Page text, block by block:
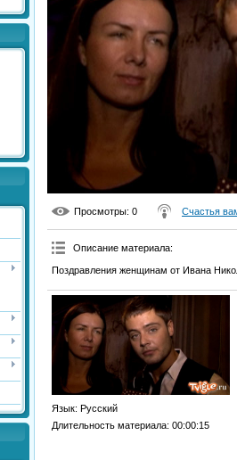
Просмотры: 0 Счастья
Описание материала:
Поздравления женщинам от Ивана
Язык: Русский
Длительность материала: 00:00:15